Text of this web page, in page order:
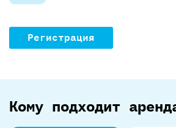
Регистрация
Кому подходит